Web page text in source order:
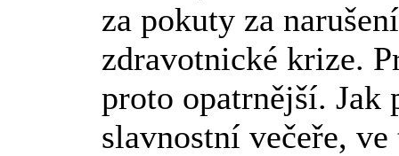
za pokuty za
zdravotnické krize.
proto opatrnější. Jak
slavnostní večeře,